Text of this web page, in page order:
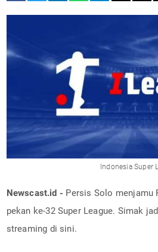
Indonesia Super
Newscast.id - Persis Solo menjamu
pekan ke-32 Super League. Simak
streaming di sini.